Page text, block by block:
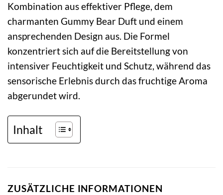
Kombination aus effektiver Pflege, dem
charmanten Gummy Bear Duft und einem
ansprechenden Design aus. Die Formel
konzentriert sich auf die Bereitstellung von
intensiver Feuchtigkeit und Schutz, während das
sensorische Erlebnis durch das fruchtige Aroma
abgerundet wird.
Inhalt
ZUSÄTZLICHE INFORMATIONEN